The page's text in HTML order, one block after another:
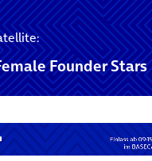
Founder Stars